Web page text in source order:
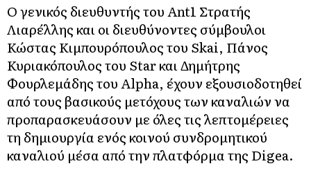
Ο γενικός διευθυντής του Ant1 Στρατής
Λιαρέλλης και οι διευθύνοντες σύμβουλοι
Κώστας Κιμπουρόπουλος του Skai, Πάνος
Κυριακόπουλος του Star και Δημήτρης
Φουρλεμάδης του Alpha, έχουν εξουσιοδοτηθεί
από τους βασικούς μετόχους των καναλιών να
προπαρασκευάσουν με όλες τις λεπτομέρειες
τη δημιουργία ενός κοινού συνδρομητικού
καναλιού μέσα από την πλατφόρμα της Digea.